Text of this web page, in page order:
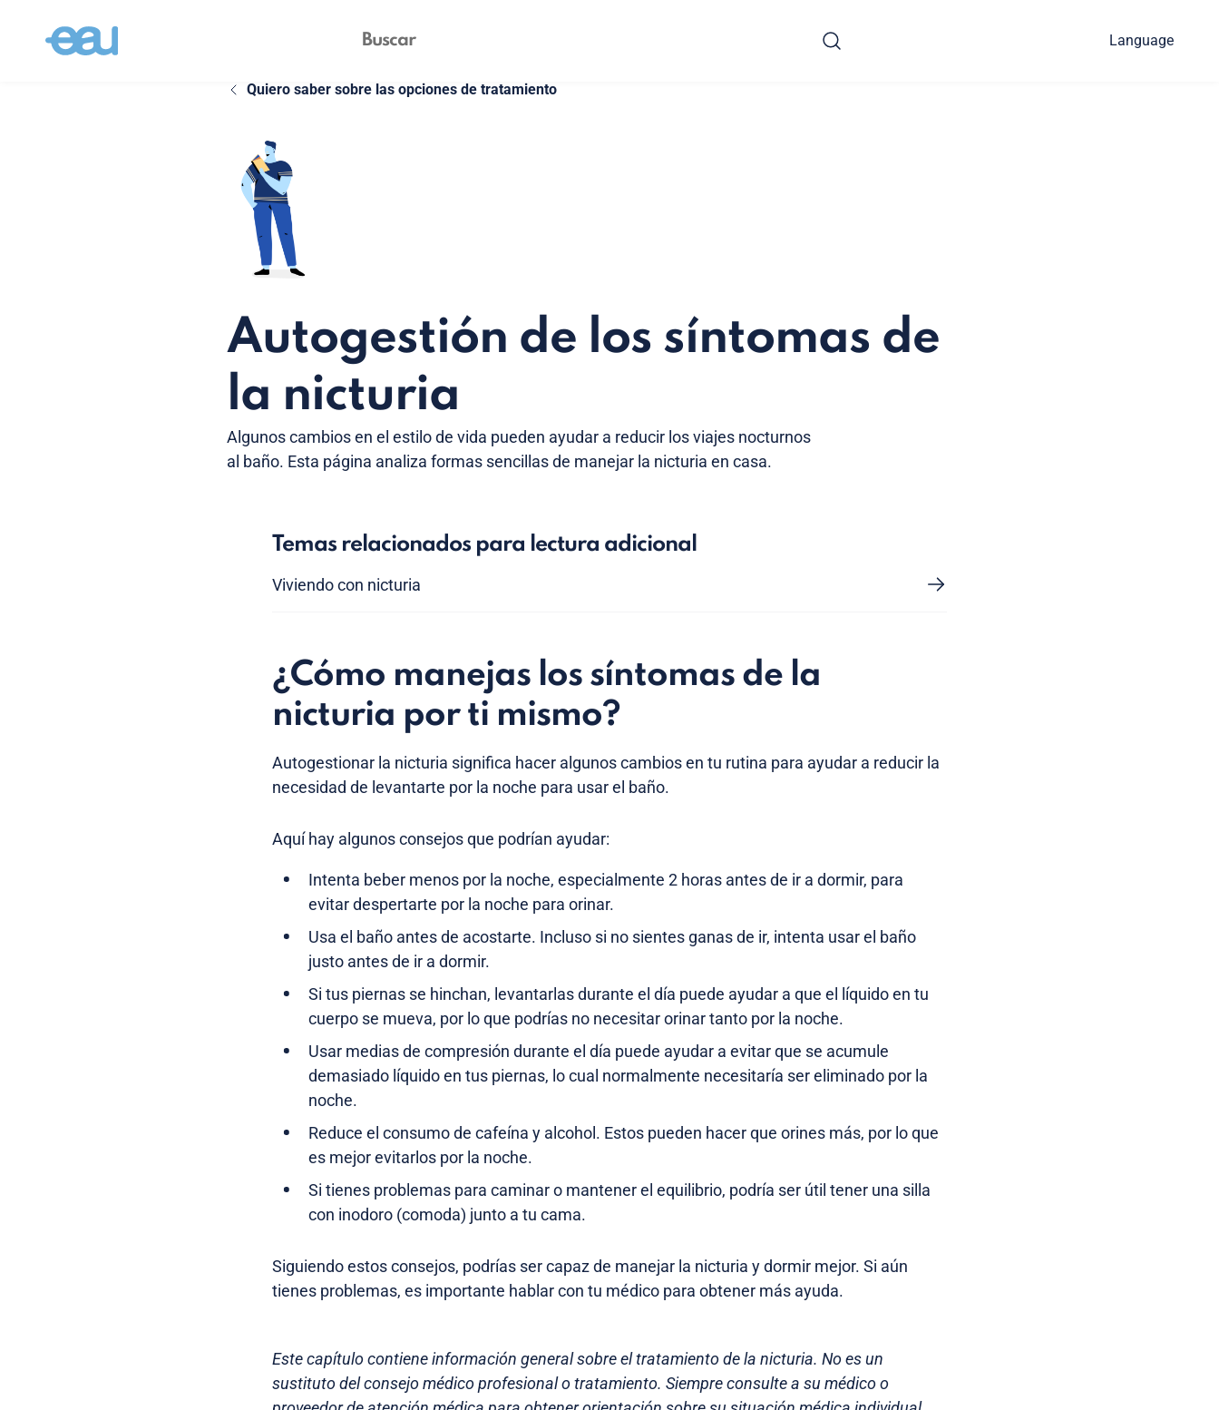
Language
Quiero saber sobre las opciones de tratamiento
Autogestión de los síntomas de
la nicturia
Algunos cambios en el estilo de vida pueden ayudar a reducir los viajes nocturnos
al baño. Esta página analiza formas sencillas de manejar la nicturia en casa.
Temas relacionados para lectura adicional
Viviendo con nicturia
¿Cómo manejas los síntomas de la
nicturia por ti mismo?
Autogestionar la nicturia significa hacer algunos cambios en tu rutina para ayudar a reducir la
necesidad de levantarte por la noche para usar el baño.
Aquí hay algunos consejos que podrían ayudar:
Intenta beber menos por la noche, especialmente 2 horas antes de ir a dormir, para
evitar despertarte por la noche para orinar.
Usa el baño antes de acostarte. Incluso si no sientes ganas de ir, intenta usar el baño
justo antes de ir a dormir.
Si tus piernas se hinchan, levantarlas durante el día puede ayudar a que el líquido en tu
cuerpo se mueva, por lo que podrías no necesitar orinar tanto por la noche.
Usar medias de compresión durante el día puede ayudar a evitar que se acumule
demasiado líquido en tus piernas, lo cual normalmente necesitaría ser eliminado por la
noche.
Reduce el consumo de cafeína y alcohol. Estos pueden hacer que orines más, por lo que
es mejor evitarlos por la noche.
Si tienes problemas para caminar o mantener el equilibrio, podría ser útil tener una silla
con inodoro (comoda) junto a tu cama.
Siguiendo estos consejos, podrías ser capaz de manejar la nicturia y dormir mejor. Si aún
tienes problemas, es importante hablar con tu médico para obtener más ayuda.
Este capítulo contiene información general sobre el tratamiento de la nicturia. No es un
sustituto del consejo médico profesional o tratamiento. Siempre consulte a su médico o